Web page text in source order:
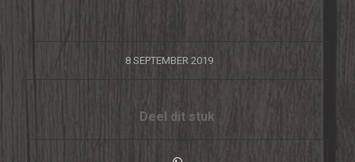
8 SEPTEMBER 2019
/
Deel dit stuk